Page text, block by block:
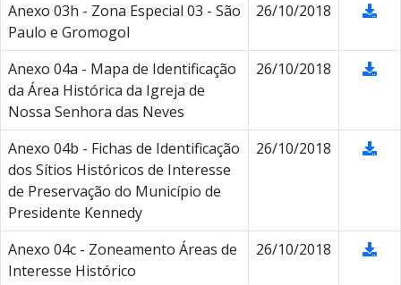
Anexo 03h - Zona Especial 03 - São
Paulo e Gromogol
26/10/2018
Anexo 04a - Mapa de Identificação
da Área Histórica da Igreja de
Nossa Senhora das Neves
26/10/2018
Anexo 04b - Fichas de Identificação
dos Sítios Históricos de Interesse
de Preservação do Município de
Presidente Kennedy
26/10/2018
Anexo 04c - Zoneamento Áreas de
Interesse Histórico
26/10/2018